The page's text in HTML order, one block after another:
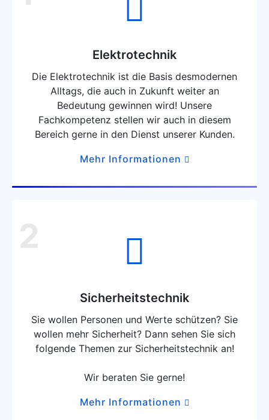
Elektrotechnik
Die Elektrotechnik ist die Basis desmodernen
Alltags, die auch in Zukunft weiter an
Bedeutung gewinnen wird! Unsere
Fachkompetenz stellen wir auch in diesem
Bereich gerne in den Dienst unserer Kunden.
Mehr Informationen
Sicherheitstechnik
Sie wollen Personen und Werte schützen? Sie
wollen mehr Sicherheit? Dann sehen Sie sich
folgende Themen zur Sicherheitstechnik an!
Wir beraten Sie gerne!
Mehr Informationen